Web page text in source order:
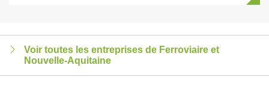
Voir toutes les entreprises de Ferroviaire et
Nouvelle-Aquitaine